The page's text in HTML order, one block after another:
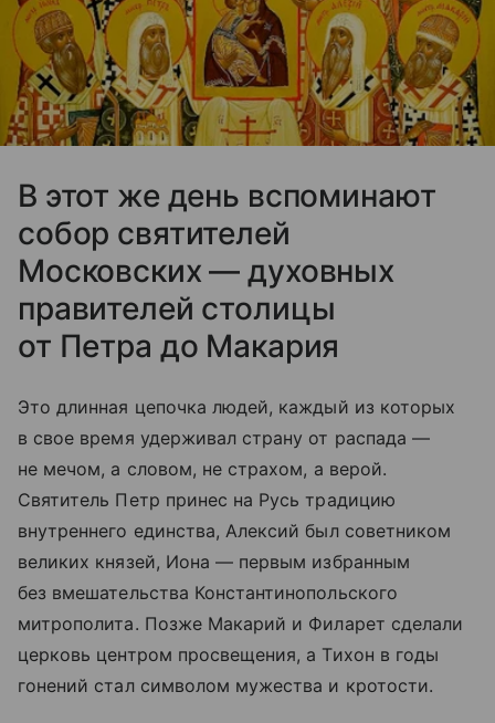
В этот же день вспоминают
собор святителей
Московских — духовных
правителей столицы
от Петра до Макария
Это длинная цепочка людей, каждый из которых
в свое время удерживал страну от распада —
не мечом, а словом, не страхом, а верой.
Святитель Петр принес на Русь традицию
внутреннего единства, Алексий был советником
великих князей, Иона — первым избранным
без вмешательства Константинопольского
митрополита. Позже Макарий и Филарет сделали
церковь центром просвещения, а Тихон в годы
гонений стал символом мужества и кротости.